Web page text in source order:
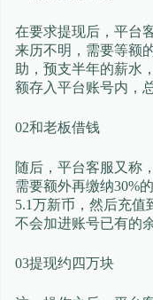
在要求提现后，平台
来历不明，需要等额
助，预支半年的薪水
额存入平台账号内，
02和老板借钱
随后，平台客服又称
需要额外再缴纳30%
5.1万新币，然后充
不会加进账号已有的
03提现约四万块